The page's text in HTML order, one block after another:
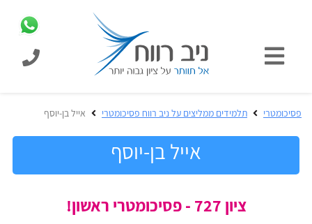
כניסת
תלמידים
לפסיכומטרי
המוצרים
מבית
רווח
בחינות
פסיכומטרי תלמידים ממליצים על ניב רווח פסיכומטרי אייל בן-יוסף
אייל בן-יוסף
ציון 727 - פסיכומטרי ראשון!